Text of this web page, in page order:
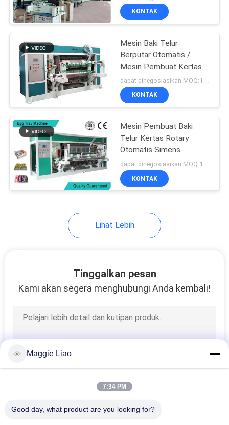
Mesin kemasan pulp
mesin kertas
membuat piring
Peralatan kemasan
Peralatan Baki Pulp
Kemasan Industri
KONTAK
Mesin Baki Telur
Berputar Otomatis /
Mesin Pembuat Kertas
Pulp
dapat dinegosiasikan MOQ:1 Set
KONTAK
Mesin Pembuat Baki
Telur Kertas Rotary
Otomatis Simens
Terapan dengan Efisiensi
Tinggi
dapat dinegosiasikan MOQ:1 Set
KONTAK
Lihat Lebih
Tinggalkan pesan
Kami akan segera menghubungi Anda kembali!
Maggie Liao
7:34 PM
Good day, what product are you looking for?